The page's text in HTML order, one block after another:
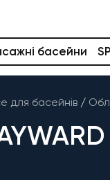
басейни
для басейнів /